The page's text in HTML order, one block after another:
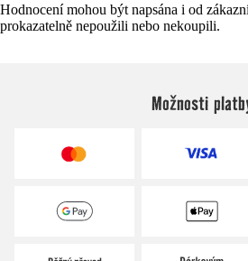
Hodnocení mohou být napsána i od
prokazatelně nepoužili nebo nekoupili.
Možnosti